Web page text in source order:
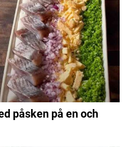
påsken på en och